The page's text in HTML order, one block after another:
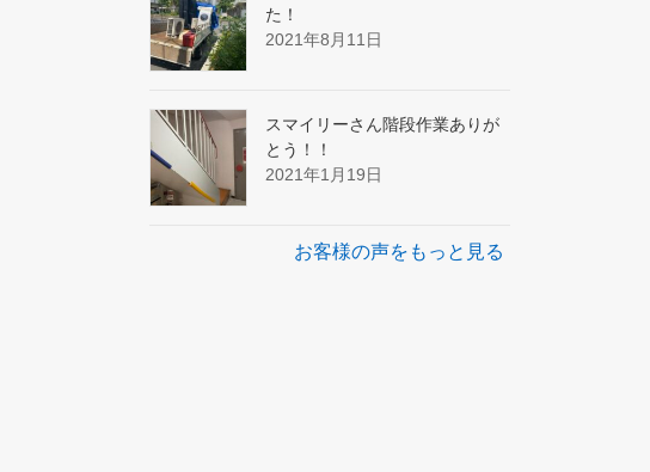
た！
2021年8月11日
スマイリーさん階段作業ありが
とう！！
2021年1月19日
お客様の声をもっと見る